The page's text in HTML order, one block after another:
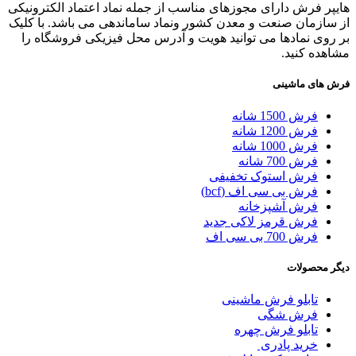
هایپر فرش دارای مجوزهای مناسب از جمله نماد اعتماد الکترونیکی
از سازمان صنعت و معدن کشور ونماد ساماندهی می باشد. با کلیک
بر روی نمادها می توانید هویت و آدرس محل فیزیکی فروشگاه را
مشاهده کنید.
فرش های ماشینی
فرش 1500 شانه
فرش 1200 شانه
فرش 1000 شانه
فرش 700 شانه
فرش استوک تخفیفی
فرش بی سی اف (bcf)
فرش آشپزخانه
فرش قرمز لاکی جدید
فرش 700 بی سی اف
دیگر محصولات
تابلو فرش ماشینی
فرش شگی
تابلو فرش چهره
خرید پادری